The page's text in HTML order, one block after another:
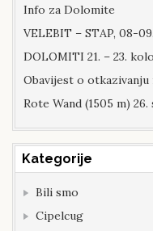
Info za Dolomite
VELEBIT – STAP, 08-
DOLOMITI 21. – 23.
Obavijest o otkazivanju
Rote Wand (1505 m)
Kategorije
Bili smo
Cipelcug